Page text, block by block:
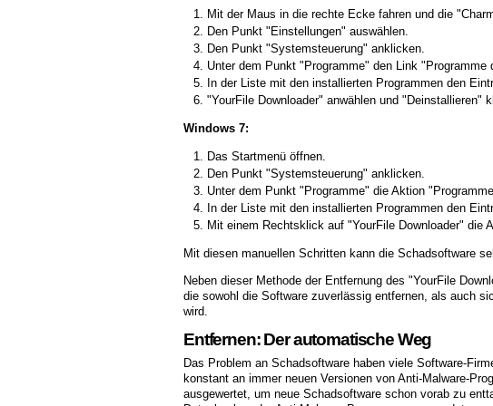
Mit der Maus in die rechte Ecke fahren und die
Den Punkt "Einstellungen" auswählen.
Den Punkt "Systemsteuerung" anklicken.
Unter dem Punkt "Programme" den Link "Programme
In der Liste mit den installierten Programmen den
"YourFile Downloader" anwählen und "Deinstallieren"
Windows 7:
Das Startmenü öffnen.
Den Punkt "Systemsteuerung" anklicken.
Unter dem Punkt "Programme" die Aktion
In der Liste mit den installierten Programmen den
Mit einem Rechtsklick auf "YourFile Downloader" die
Mit diesen manuellen Schritten kann die Schadsoftware
Neben dieser Methode der Entfernung des "YourFile
die sowohl die Software zuverlässig entfernen, als auch
wird.
Entfernen: Der automatische Weg
Das Problem an Schadsoftware haben viele Software-
konstant an immer neuen Versionen von Anti-Malware-
ausgewertet, um neue Schadsoftware schon vorab zu